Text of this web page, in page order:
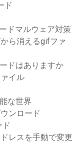
ド
ドマルウェア対策
ら消えるgifファ
ドはありますか
イル
な世界
ンロード
ド
レスを手動で変更